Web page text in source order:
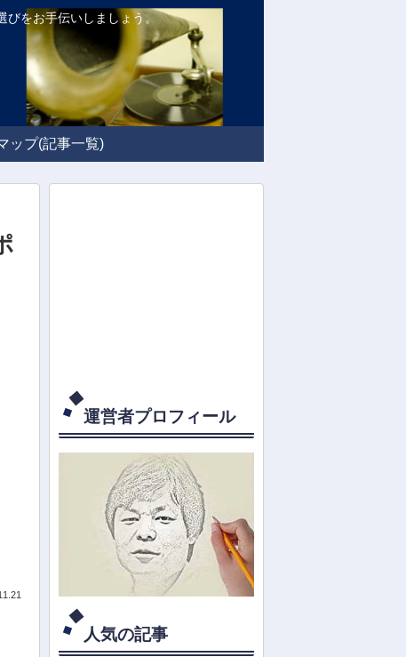
選びをお手伝いしましょう。
ップ(記事一覧)
運営者プロフィール
人気の記事